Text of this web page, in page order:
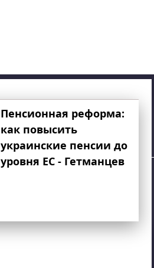
Пенсионная реформа:
как повысить
украинские пенсии до
уровня ЕС - Гетманцев